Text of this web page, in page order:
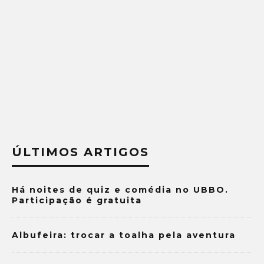
ÚLTIMOS ARTIGOS
Há noites de quiz e comédia no UBBO.
Participação é gratuita
Albufeira: trocar a toalha pela aventura